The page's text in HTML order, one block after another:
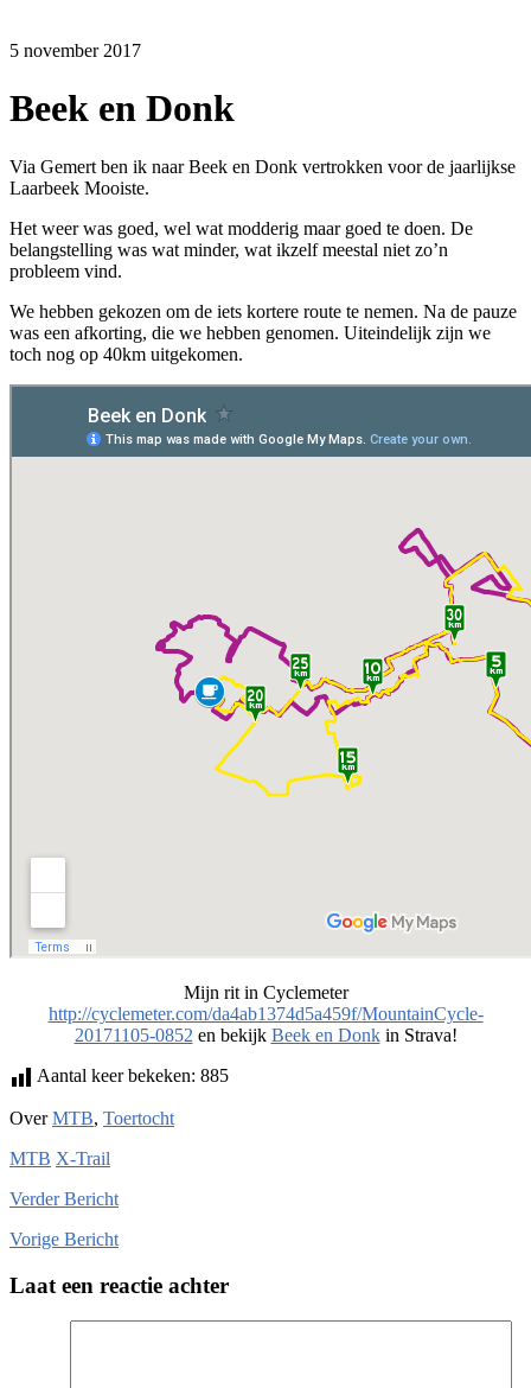
5 november 2017
Beek en Donk
Via Gemert ben ik naar Beek en Donk vertrokken voor de jaarlijkse
Laarbeek Mooiste.
Het weer was goed, wel wat modderig maar goed te doen. De
belangstelling was wat minder, wat ikzelf meestal niet zo’n
probleem vind.
We hebben gekozen om de iets kortere route te nemen. Na de pauze
was een afkorting, die we hebben genomen. Uiteindelijk zijn we
toch nog op 40km uitgekomen.
Mijn rit in Cyclemeter
http://cyclemeter.com/da4ab1374d5a459f/MountainCycle-
20171105-0852 en bekijk Beek en Donkin Strava!
Aantal keer bekeken: 885
OverMTB, Toertocht
MTB X-Trail
VerderBericht
Vorige Bericht
Laat een reactie achter